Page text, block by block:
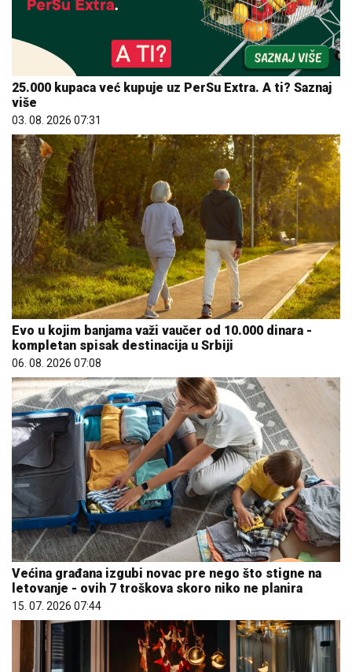
25.000 kupaca već kupuje uz PerSu Extra. A ti? Saznaj
više
03. 08. 2026 07:31
Evo u kojim banjama važi vaučer od 10.000 dinara -
kompletan spisak destinacija u Srbiji
06. 08. 2026 07:08
Većina građana izgubi novac pre nego što stigne na
letovanje - ovih 7 troškova skoro niko ne planira
15. 07. 2026 07:44